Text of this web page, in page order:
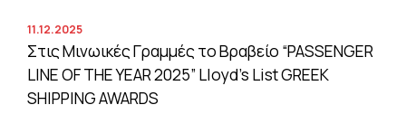
11.12.2025
Στις Μινωικές Γραμμές το Βραβείο “PASSENGER
LINE OF THE YEAR 2025” Lloyd’s List GREEK
SHIPPING AWARDS